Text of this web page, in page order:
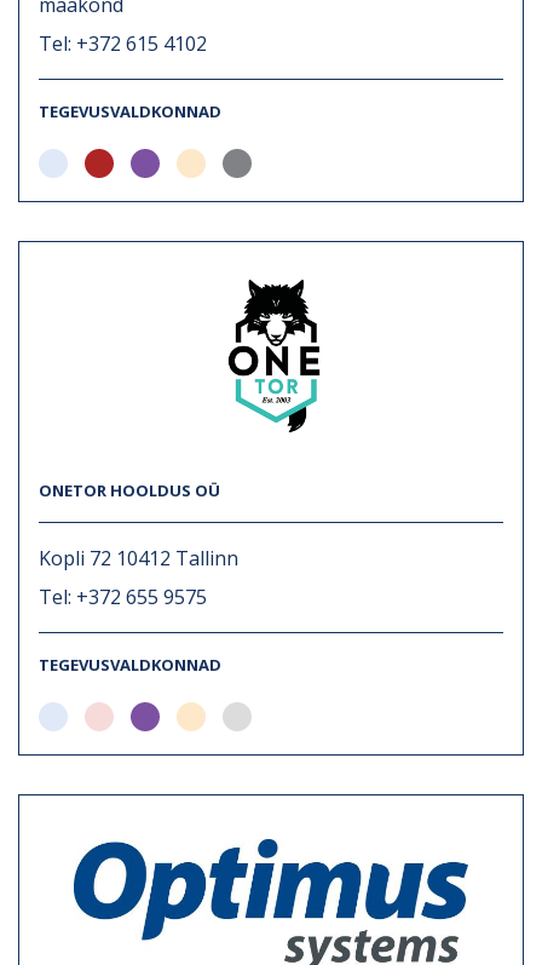
Tel: +372 615 4102
TEGEVUSVALDKONNAD
ONETOR HOOLDUS OÜ
Kopli 72 10412 Tallinn
Tel: +372 655 9575
TEGEVUSVALDKONNAD